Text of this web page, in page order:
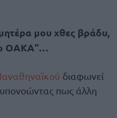
μου χθες βράδυ,
ΟΑΚΑ”…
διαφωνεί
υπονοώντας πως άλλη